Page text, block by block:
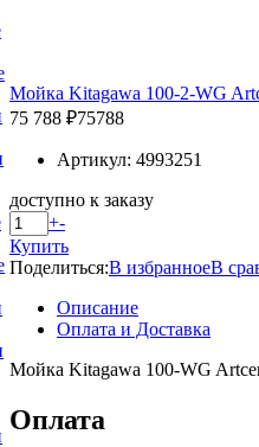
Мойка Kitagawa 100-2-WG
75 788 ₽75788
Артикул: 4993251
доступно к заказу
+-
Купить
Поделиться:В избранноеВ
Описание
Оплата и Доставка
Мойка Kitagawa 100-WG
Оплата